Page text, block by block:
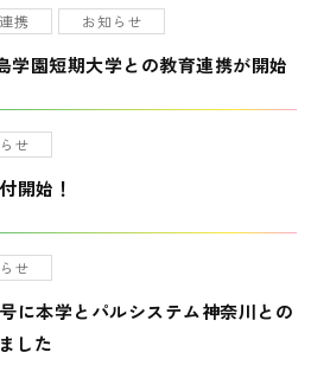
携 お知らせ
学園短期大学との教育連携が開始
せ
開始！
せ
に本学とパルシステム神奈川との
した